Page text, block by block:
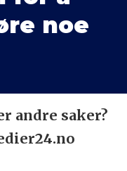
noe
andre saker?